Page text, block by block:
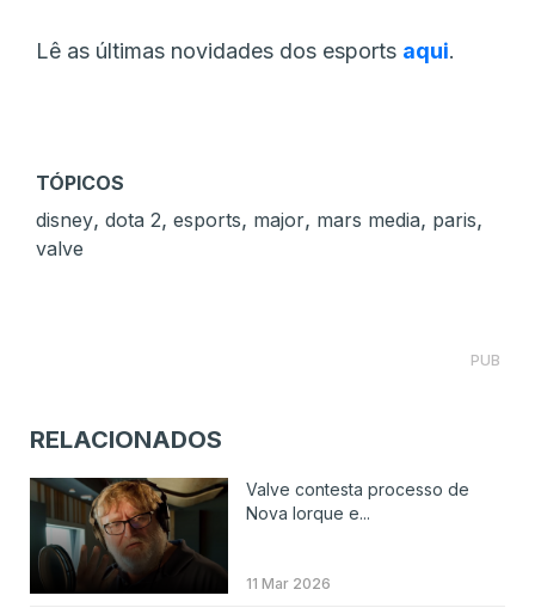
Lê as últimas novidades dos esports aqui.
TÓPICOS
disney, dota 2, esports, major, mars media, paris,
valve
PUB
RELACIONADOS
Valve contesta processo de
Nova Iorque e...
11 Mar 2026